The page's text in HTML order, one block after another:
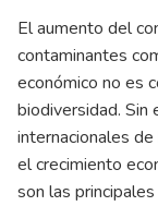
El aumento del
contaminantes
económico no es
biodiversidad. Sin
internacionales
el crecimiento
son las